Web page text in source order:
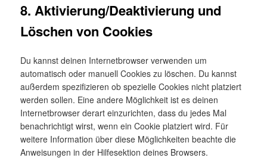
8. Aktivierung/Deaktivierung und
Löschen von Cookies
Du kannst deinen Internetbrowser verwenden um
automatisch oder manuell Cookies zu löschen. Du kannst
außerdem spezifizieren ob spezielle Cookies nicht platziert
werden sollen. Eine andere Möglichkeit ist es deinen
Internetbrowser derart einzurichten, dass du jedes Mal
benachrichtigt wirst, wenn ein Cookie platziert wird. Für
weitere Information über diese Möglichkeiten beachte die
Anweisungen in der Hilfesektion deines Browsers.